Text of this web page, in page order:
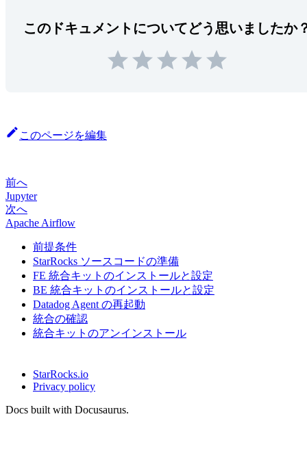
このドキュメントについてどう思いましたか
このページを編集
前へ
Jupyter
次へ
Apache Airflow
前提条件
StarRocks ソースコードの準備
FE 統合キットのインストールと設定
BE 統合キットのインストールと設定
Datadog Agent の再起動
統合の確認
統合キットのアンインストール
StarRocks.io
Privacy policy
Docs built with Docusaurus.